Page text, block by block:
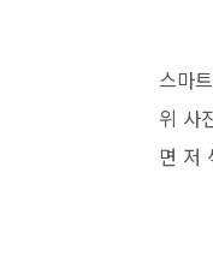
스마
위 사
면 저